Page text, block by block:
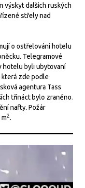
výskyt dalších ruských
střely nad
o ostřelování hotelu
Telegramové
hotelu byli ubytovaní
která zde podle
agentura Tass
třináct bylo zraněno.
nafty. Požár
2.